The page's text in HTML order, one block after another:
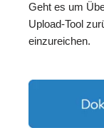
Geht es um
Upload-Tool
einzureichen.